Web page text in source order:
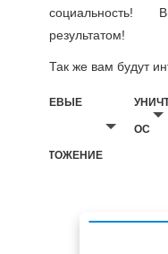
социальность!
результатом!
Так же вам будут
БЕЛЬЕВЫЕ
УНИЧТОЖЕНИЕ
ОС